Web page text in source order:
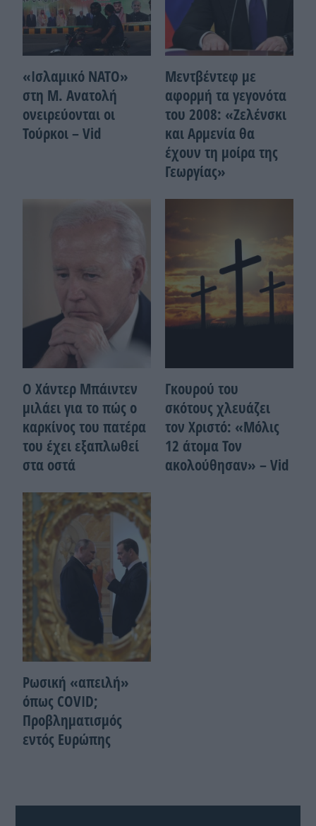
«Ισλαμικό ΝΑΤΟ»
στη Μ. Ανατολή
ονειρεύονται οι
Τούρκοι – Vid
Μεντβέντεφ με
αφορμή τα γεγονότα
του 2008: «Ζελένσκι
και Αρμενία θα
έχουν τη μοίρα της
Γεωργίας»
Ο Χάντερ Μπάιντεν
μιλάει για το πώς ο
καρκίνος του πατέρα
του έχει εξαπλωθεί
στα οστά
Γκουρού του
σκότους χλευάζει
τον Χριστό: «Μόλις
12 άτομα Τον
ακολούθησαν» – Vid
Ρωσική «απειλή»
όπως COVID;
Προβληματισμός
εντός Ευρώπης